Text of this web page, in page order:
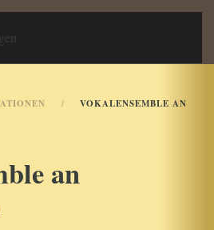
VOKALENSEMBLE AN
an